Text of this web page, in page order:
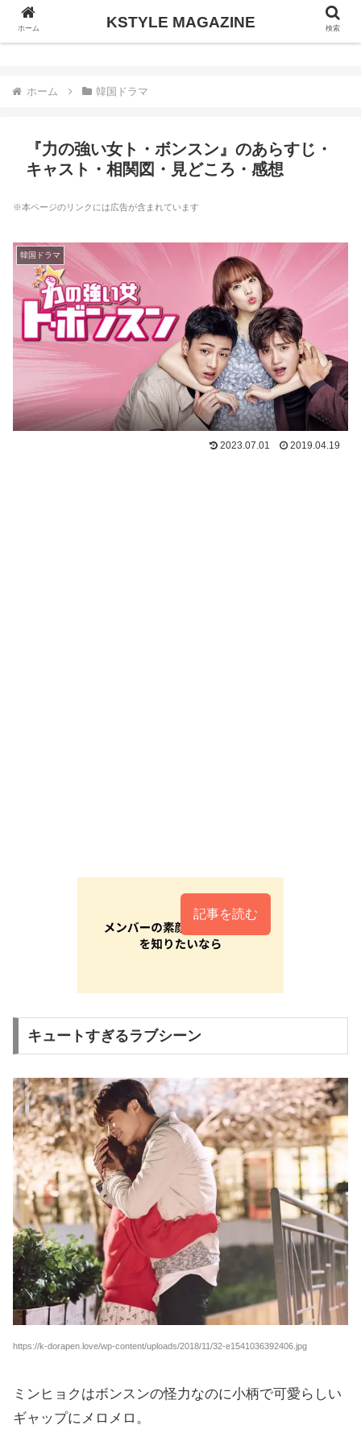
KSTYLE MAGAZINE
ホーム 韓国ドラマ
『力の強い女ト・ボンスン』のあらすじ・
キャスト・相関図・見どころ・感想
※本ページのリンクには広告が含まれています
韓国ドラマ
2023.07.01 2019.04.19
記事を読む
キュートすぎるラブシーン
https://k-dorapen.love/wp-content/uploads/2018/11/32-e1541036392406.jpg
ミンヒョクはボンスンの怪力なのに小柄で可愛らしい
ギャップにメロメロ。
ホーム KSTYLE MAGAZINE 検索